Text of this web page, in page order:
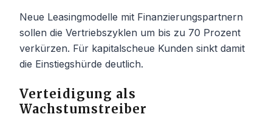
Neue Leasingmodelle mit Finanzierungspartnern
sollen die Vertriebszyklen um bis zu 70 Prozent
verkürzen. Für kapitalscheue Kunden sinkt damit
die Einstiegshürde deutlich.
Verteidigung als
Wachstumstreiber